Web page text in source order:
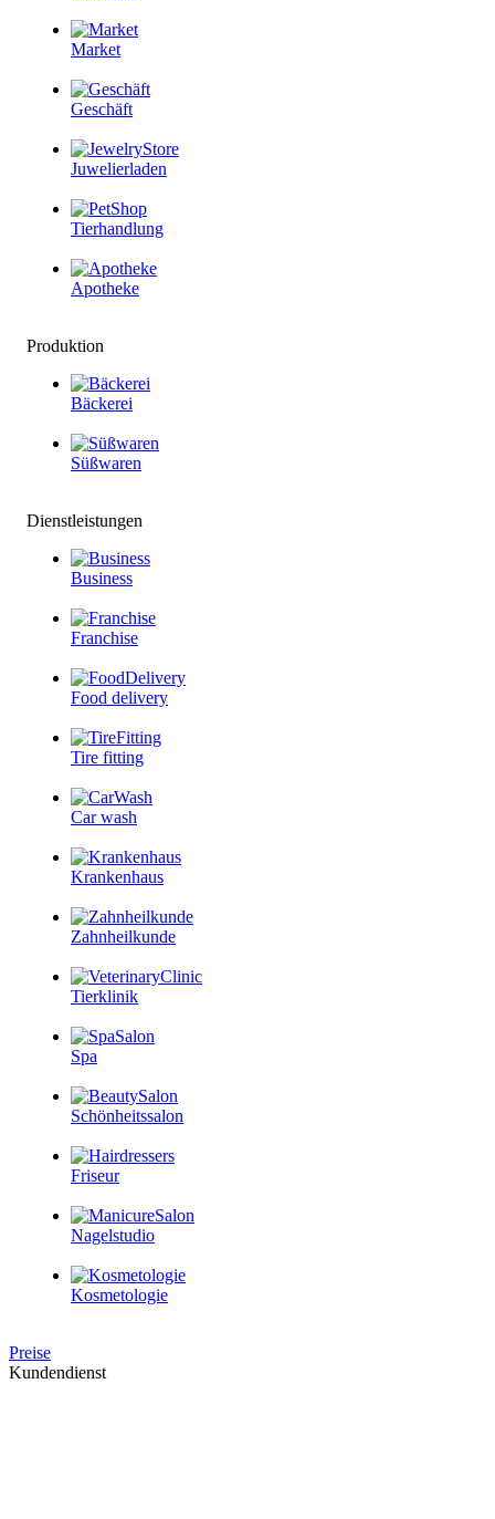
Market
Geschäft
Juwelierladen
Tierhandlung
Apotheke
Produktion
Bäckerei
Süßwaren
Dienstleistungen
Business
Franchise
Food delivery
Tire fitting
Car wash
Krankenhaus
Zahnheilkunde
Tierklinik
Spa
Schönheitssalon
Friseur
Nagelstudio
Kosmetologie
Preise
Kundendienst